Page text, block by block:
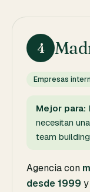
4
Empresas
Mejor para:
necesitan
team
Agencia con
desde 1999